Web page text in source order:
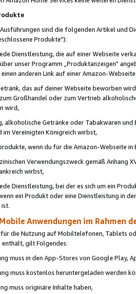
sind die folgenden Artikel und
Produkte"):
Dienstleistung, die auf einer Webseite
unser Programm „Produktanzeigen"
anderen Link auf einer Amazon-
das auf deiner Webseite beworben
Großhandel oder zum Vertrieb
wird,
alkoholische Getränke oder Tabakwaren
im Vereinigten Königreich wirbst,
wenn du für die Amazon-Webseite in
Verwendungszweck gemäß Anhang
wirbst,
Dienstleistung, bei der es sich um ein
ein Produkt oder eine Dienstleistung in
Anwendungen im Rahmen
für die Nutzung auf Mobiltelefonen, Tablets
enthält, gilt Folgendes:
muss in den App-Stores von Google Play,
muss kostenlos heruntergeladen werden
muss originäre Inhalte haben,